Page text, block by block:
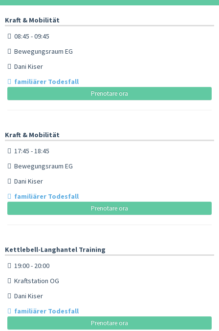
Kraft & Mobilität
08:45 - 09:45
Bewegungsraum EG
Dani Kiser
familiärer Todesfall
Prenotare ora
Kraft & Mobilität
17:45 - 18:45
Bewegungsraum EG
Dani Kiser
familiärer Todesfall
Prenotare ora
Kettlebell-Langhantel Training
19:00 - 20:00
Kraftstation OG
Dani Kiser
familiärer Todesfall
Prenotare ora